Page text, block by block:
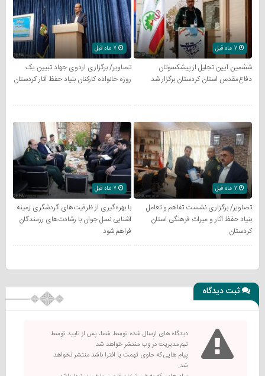
7 ماه قبل
ششمین آیین تجلیل از پیشکسوتان
دفاع‌مقدس استان کردستان برگزار شد
تصاویر/ برگزاری اردوی جهاد تبیین یک
روزه خانواده کارکنان بنیاد حفظ آثار کردستان
7 ماه قبل
تصاویر/ برگزاری نشست تفاهم و تعامل
بنیاد حفظ آثار و میراث فرهنگی استان
کردستان
با بهره‌گیری از ظرفیت‌های گردشگری زمینه
آشنایی نسل جوان با رشادت‌های رزمندگان
فراهم شود
ثبت دیدگاه
دیدگاه های ارسال شده توسط شما، پس از تایید توسط
تیم مدیریت در وب منتشر خواهد شد.
پیام هایی که حاوی تهمت یا افترا باشد منتشر نخواهد
شد.